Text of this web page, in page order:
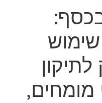
מומחים,